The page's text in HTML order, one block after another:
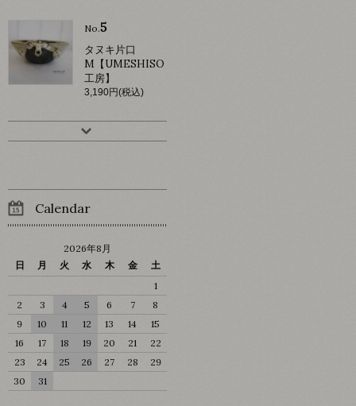
No.5
タヌキ片口
M【UMESHISO
工房】
3,190円(税込)
Calendar
2026年8月
日
月 火 水 木 金
土
1
2
3 4 5 6 7
8
9
10 11 12 13 14
15
16
17 18 19 20 21
22
23
24 25 26 27 28
29
30
31